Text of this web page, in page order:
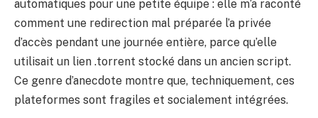
automatiques pour une petite équipe : elle m’a raconté
comment une redirection mal préparée l’a privée
d’accès pendant une journée entière, parce qu’elle
utilisait un lien .torrent stocké dans un ancien script.
Ce genre d’anecdote montre que, techniquement, ces
plateformes sont fragiles et socialement intégrées.